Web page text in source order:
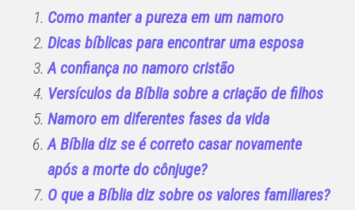
Como manter a pureza em um namoro
Dicas bíblicas para encontrar uma esposa
A confiança no namoro cristão
Versículos da Bíblia sobre a criação de filhos
Namoro em diferentes fases da vida
A Bíblia diz se é correto casar novamente
após a morte do cônjuge?
O que a Bíblia diz sobre os valores familiares?